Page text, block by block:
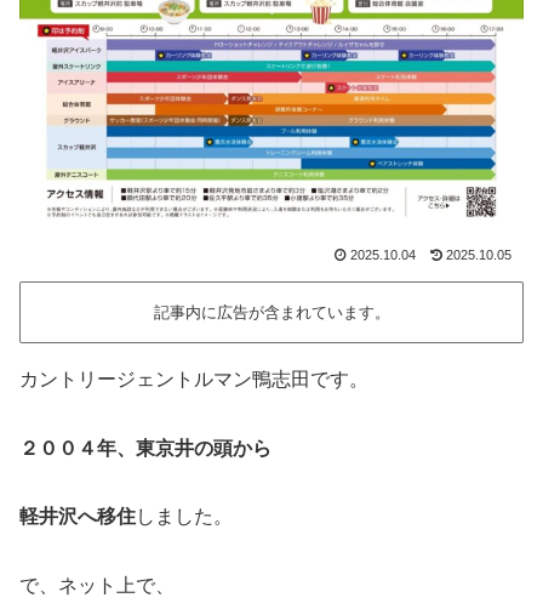
2025.10.04 2025.10.05
記事内に広告が含まれています。
カントリージェントルマン鴨志田です。
２００４年、東京井の頭から
軽井沢へ移住しました。
で、ネット上で、